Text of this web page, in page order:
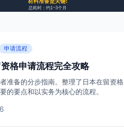
申请流程
格申请流程完全攻略
准备的分步指南。整理了日本在留资格
的要点和以实务为核心的流程。